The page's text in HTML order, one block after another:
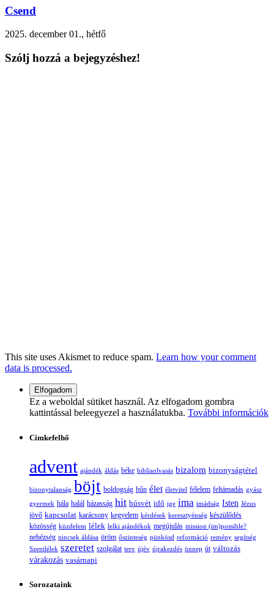
Csend
2025. december 01., hétfő
Szólj hozzá a bejegyzéshez!
This site uses Akismet to reduce spam. Learn how your comment
data is processed.
Ez a weboldal sütiket használ. Az elfogadom gombra
kattintással beleegyezel a használatukba. További információk
Címkefelhő
advent ajándék áldás béke bibliaolvasás bizalom bizonyságtétel
bizonytalanság böjt boldogság bűn élet életvitel félelem feltámadás gyász
gyermek hála halál házasság hit húsvét idő ige ima imádság Isten Jézus
jövő kapcsolat karácsony kegyelem kérdések keresztyénség készülődés
közösség küzdelem lélek lelki ajándékok megújulás mission (im)possible?
nehézség nincsek áldása öröm őszinteség pünkösd reformáció remény segítség
Szentlélek szeretet szolgálat terv újév újrakezdés ünnep út változás
várakozás vasárnapi
Sorozataink